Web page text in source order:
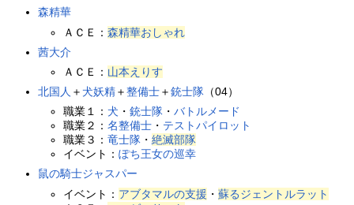
森精華
ＡＣＥ：森精華おしゃれ
茜大介
ＡＣＥ： 山本えりす
北国人 ＋犬妖精＋整備士＋銃士隊 （04）
職業１：犬 ・銃士隊 ・バトルメード
職業２：名整備士 ・ テストパイロット
職業３：竜士隊 ・絶滅部隊
イベント：ぽち王女の巡幸
鼠の騎士ジャスパー
イベント： アブタマルの支援 ・蘇るジェントルラット